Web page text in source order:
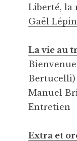
Liberté, la
Gaël
La vie au
Bertucelli)
Manuel
Entretien
Extra et